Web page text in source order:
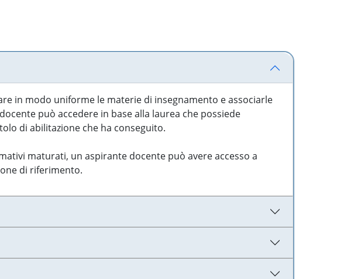
in modo uniforme le materie di insegnamento e associarle
può accedere in base alla laurea che possiede
di abilitazione che ha conseguito.
maturati, un aspirante docente può avere accesso a
di riferimento.